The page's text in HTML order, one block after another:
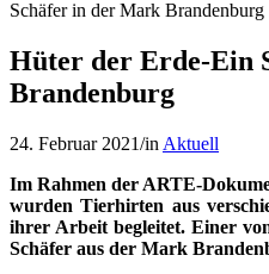
Schäfer in der Mark Brandenburg
Hüter der Erde-Ein
Brandenburg
24. Februar 2021/in Aktuell
Im Rahmen der ARTE-
wurden Tierhirten aus
ihrer Arbeit begleitet. Einer
Schäfer aus der Mark